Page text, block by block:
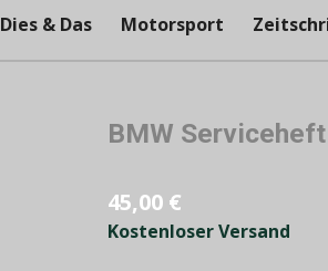
Dies & Das Motorsport
BMW
45,00 €
Kostenloser Versand